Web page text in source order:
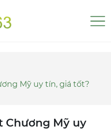
Mỹ uy tín, giá tốt?
Chương Mỹ uy